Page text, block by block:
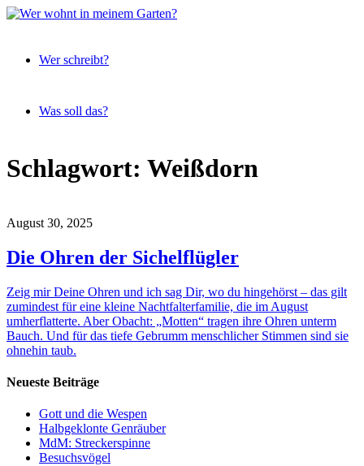
wohnt
meinem
vor der
Terrassentür
Wer schreibt?
Was soll das?
Skip
to
Schlagwort: Weißdorn
August 30, 2025
Die Ohren der Sichelflügler
Zeig mir Deine Ohren und ich sag Dir, wo du hingehörst – das gilt
zumindest für eine kleine Nachtfalterfamilie, die im August
umherflatterte. Aber Obacht: „Motten“ tragen ihre Ohren unterm
Bauch. Und für das tiefe Gebrumm menschlicher Stimmen sind sie
ohnehin taub.
Neueste Beiträge
Gott und die Wespen
Halbgeklonte Genräuber
MdM: Streckerspinne
Besuchsvögel